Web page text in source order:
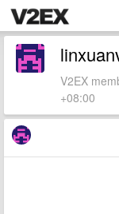
V2EX
+08:00